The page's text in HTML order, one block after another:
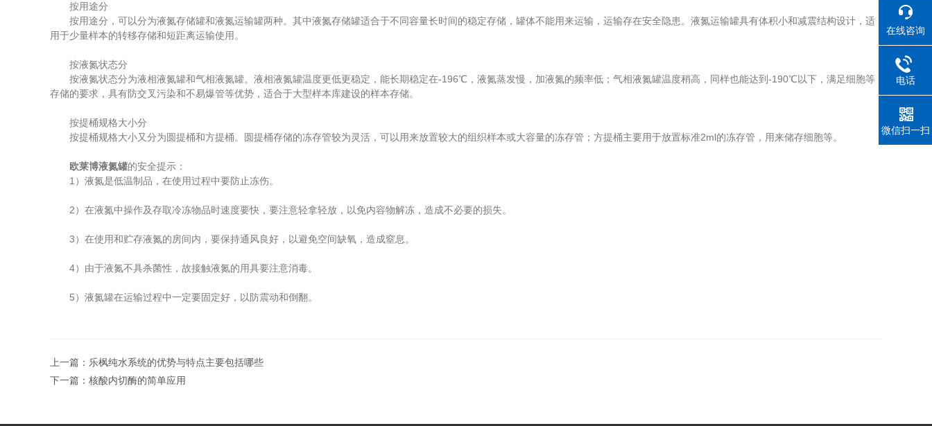
按用途分
按用途分，可以分为液氮存储罐和液氮运输罐两种。其中液氮存储罐适合于不同容量长时间的稳定存储，罐体不能用来运输，运输存在安全隐患。液氮运输罐具有体积小和减震结构设计，适
用于少量样本的转移存储和短距离运输使用。
按液氮状态分
按液氮状态分为液相液氮罐和气相液氮罐。液相液氮罐温度更低更稳定，能长期稳定在-196℃，液氮蒸发慢，加液氮的频率低；气相液氮罐温度稍高，同样也能达到-190℃以下，满足细胞等
存储的要求，具有防交叉污染和不易爆管等优势，适合于大型样本库建设的样本存储。
按提桶规格大小分
按提桶规格大小又分为圆提桶和方提桶。圆提桶存储的冻存管较为灵活，可以用来放置较大的组织样本或大容量的冻存管；方提桶主要用于放置标准2ml的冻存管，用来储存细胞等。
欧莱博液氮罐的安全提示：
1）液氮是低温制品，在使用过程中要防止冻伤。
2）在液氮中操作及存取冷冻物品时速度要快，要注意轻拿轻放，以免内容物解冻，造成不必要的损失。
3）在使用和贮存液氮的房间内，要保持通风良好，以避免空间缺氧，造成窒息。
4）由于液氮不具杀菌性，故接触液氮的用具要注意消毒。
5）液氮罐在运输过程中一定要固定好，以防震动和倒翻。
上一篇： 乐枫纯水系统的优势与特点主要包括哪些
下一篇： 核酸内切酶的简单应用
在线咨询
电话
微信扫一扫